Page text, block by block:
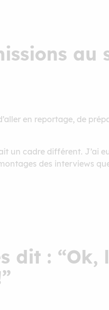
au
en reportage, de
un cadre différent. J’ai
des interviews
dit : “Ok,